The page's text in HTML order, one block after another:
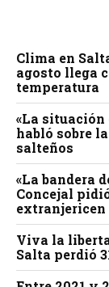
Clima en
agosto llega
temperatura
«La situación
habló sobre
salteños
«La bandera
Concejal
extranjericen
Viva la
Salta perdió